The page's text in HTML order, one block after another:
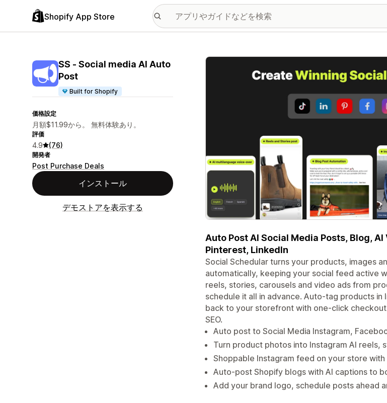
Shopify App Store
SS ‑ Social media AI Auto
Post
Built for Shopify
価格設定
月額$11.99から。 無料体験あり。
評価
4.9 (76)
開発者
Post Purchase Deals
インストール
デモストアを表示する
特集の画像ギャラリー
Auto Post AI Social Media Posts, Blog,
Pinterest, LinkedIn
Social Schedular turns your products, images
automatically, keeping your social feed active
reels, stories, carousels and video ads from
schedule it all in advance. Auto-tag products
back to your storefront with one-click
SEO.
Auto post to Social Media Instagram,
Turn product photos into Instagram AI reels,
Shoppable Instagram feed on your store
Auto-post Shopify blogs with AI captions to
Add your brand logo, schedule posts ahead